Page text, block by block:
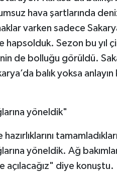
hava şartlarında
varken sadece
hapsolduk. Sezon bu yıl
de bolluğu görüldü.
balık yoksa
yöneldik"
yöneldik. Ağ
açılacağız" diye konuştu.